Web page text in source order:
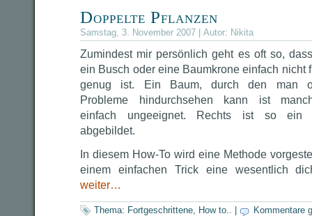
Doppelte Pflanzen
Samstag, 3. November 2007 | Autor: Nikita
Zumindest mir persönlich geht es oft so,
ein Busch oder eine Baumkrone einfach nicht
genug ist. Ein Baum, durch den man
Probleme hindurchsehen kann ist
einfach ungeeignet. Rechts ist so ein
abgebildet.
In diesem How-To wird eine Methode
einem einfachen Trick eine wesentlich
weiter…
Thema: Fortgeschrittene, How to.. Kommentare